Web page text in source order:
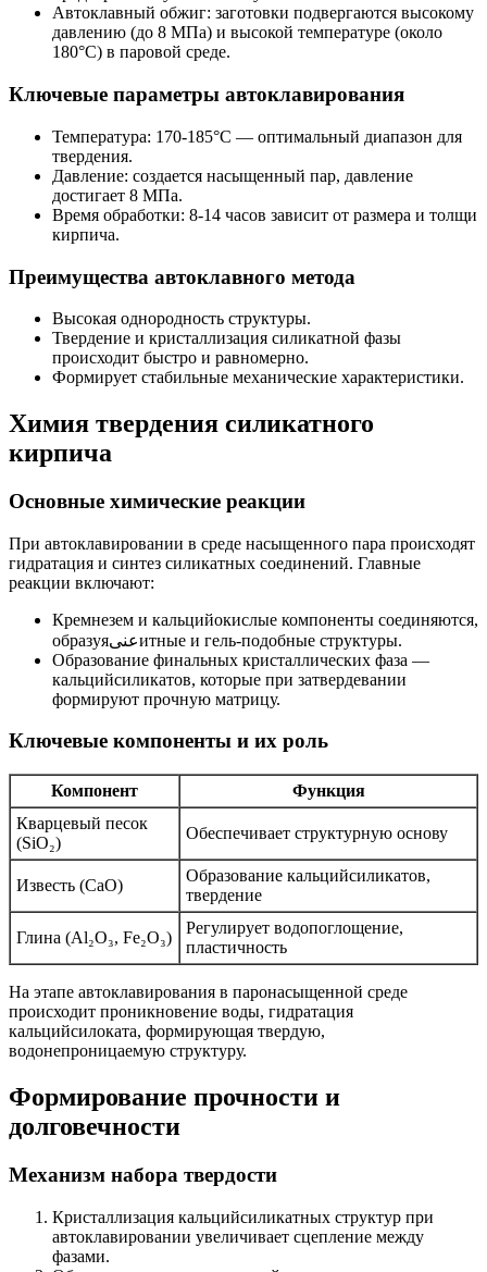
Автоклавный обжиг: заготовки подвергаются высокому
давлению (до 8 МПа) и высокой температуре (около
180°C) в паровой среде.
Ключевые параметры автоклавирования
Температура: 170-185°C — оптимальный диапазон для
твердения.
Давление: создается насыщенный пар, давление
достигает 8 МПа.
Время обработки: 8-14 часов зависит от размера и толщи
кирпича.
Преимущества автоклавного метода
Высокая однородность структуры.
Твердение и кристаллизация силикатной фазы
происходит быстро и равномерно.
Формирует стабильные механические характеристики.
Химия твердения силикатного
кирпича
Основные химические реакции
При автоклавировании в среде насыщенного пара происходят
гидратация и синтез силикатных соединений. Главные
реакции включают:
Кремнезем и кальцийокислые компоненты соединяются,
образуяعنیитные и гель-подобные структуры.
Образование финальных кристаллических фаза —
кальцийсиликатов, которые при затвердевании
формируют прочную матрицу.
Ключевые компоненты и их роль
Компонент
Функция
Кварцевый песок
(SiO₂)
Обеспечивает структурную основу
Известь (CaO)
Образование кальцийсиликатов,
твердение
Глина (Al₂O₃, Fe₂O₃)
Регулирует водопоглощение,
пластичность
На этапе автоклавирования в паронасыщенной среде
происходит проникновение воды, гидратация
кальцийсилоката, формирующая твердую,
водонепроницаемую структуру.
Формирование прочности и
долговечности
Механизм набора твердости
Кристаллизация кальцийсиликатных структур при
автоклавировании увеличивает сцепление между
фазами.